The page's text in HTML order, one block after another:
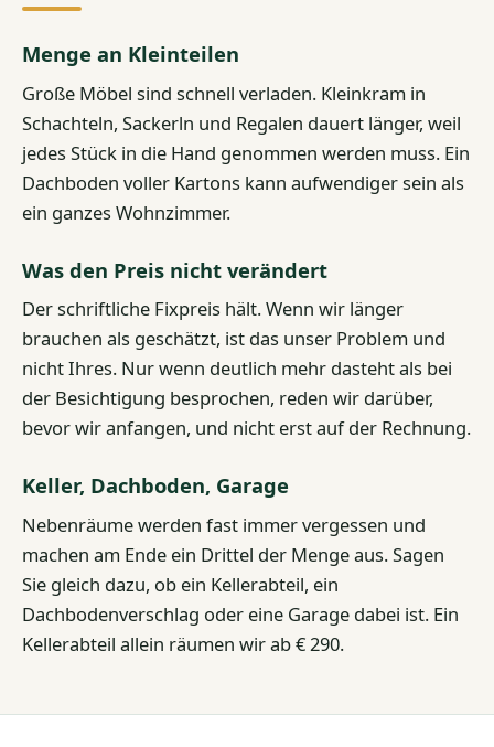
Menge an Kleinteilen
Große Möbel sind schnell verladen. Kleinkram in
Schachteln, Sackerln und Regalen dauert länger, weil
jedes Stück in die Hand genommen werden muss. Ein
Dachboden voller Kartons kann aufwendiger sein als
ein ganzes Wohnzimmer.
Was den Preis nicht verändert
Der schriftliche Fixpreis hält. Wenn wir länger
brauchen als geschätzt, ist das unser Problem und
nicht Ihres. Nur wenn deutlich mehr dasteht als bei
der Besichtigung besprochen, reden wir darüber,
bevor wir anfangen, und nicht erst auf der Rechnung.
Keller, Dachboden, Garage
Nebenräume werden fast immer vergessen und
machen am Ende ein Drittel der Menge aus. Sagen
Sie gleich dazu, ob ein Kellerabteil, ein
Dachbodenverschlag oder eine Garage dabei ist. Ein
Kellerabteil allein räumen wir ab € 290.